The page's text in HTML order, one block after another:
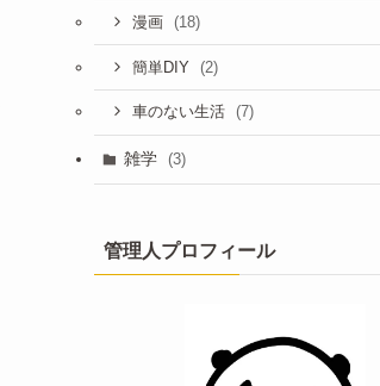
漫画 (18)
簡単DIY (2)
車のない生活 (7)
雑学 (3)
管理人プロフィール